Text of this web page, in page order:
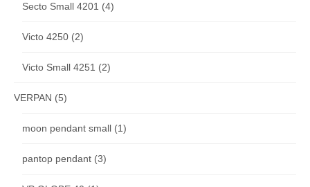
Secto Small 4201 (4)
Victo 4250 (2)
Victo Small 4251 (2)
VERPAN (5)
moon pendant small (1)
pantop pendant (3)